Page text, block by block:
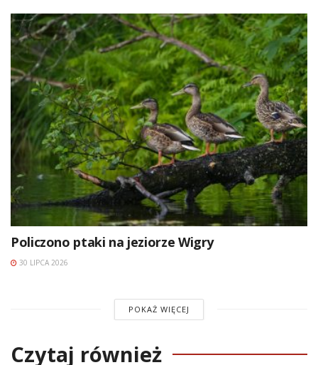
Policzono ptaki na jeziorze Wigry
30 LIPCA 2026
POKAŻ WIĘCEJ
Czytaj również